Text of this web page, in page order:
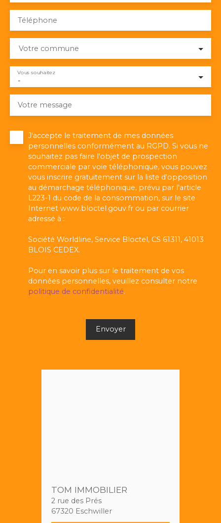
Téléphone
Votre commune
-
Vous souhaitez
Votre message
J'accepte le traitement de mes données
personnelles conformément au RGPD. Si vous ne
souhaitez pas faire l'objet de prospection
commerciale par voie téléphonique, vous pouvez
vous inscrire gratuitement sur la liste d'opposition
au démarchage téléphonique, prévu par l'article
L223-1 du code de la consommation, sur le site
Internet www.bloctel.gouv.fr ou par courrier
adressé à :
Société Worldline, Service Bloctel, CS 61311, 41013
BLOIS CEDEX.
Pour en savoir plus sur le traitement de vos
données personnelles, veuillez consulter notre
politique de confidentialité.
Envoyer
TOM IMMOBILIER
2 rue des Prés
67320 Eschwiller